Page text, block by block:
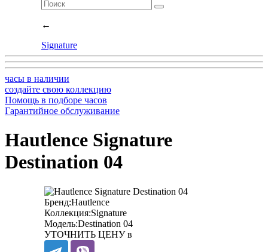
←
Signature
часы в наличии
создайте свою коллекцию
Помощь в подборе часов
Гарантийное обслуживание
Hautlence Signature
Destination 04
Бренд:Hautlence
Коллекция:Signature
Модель:Destination 04
УТОЧНИТЬ ЦЕНУ в